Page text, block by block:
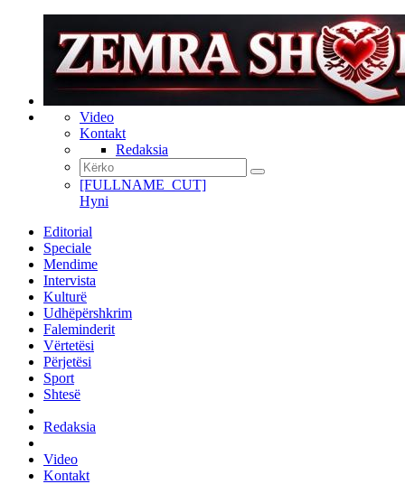
Video
Kontakt
Redaksia
[FULLNAME_CUT]
Hyni
Editorial
Speciale
Mendime
Intervista
Kulturë
Udhëpërshkrim
Faleminderit
Vërtetësi
Përjetësi
Sport
Shtesë
Redaksia
Video
Kontakt